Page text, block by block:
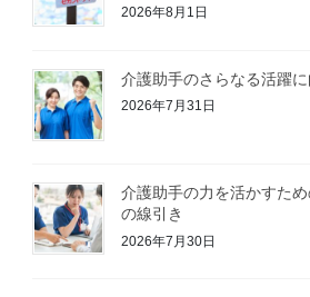
2026年8月1日
介護助手のさらなる活躍に
2026年7月31日
介護助手の力を活かすた
の線引き
2026年7月30日